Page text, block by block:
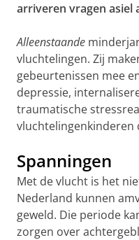
arriveren vragen asiel
Alleenstaande
vluchtelingen. Zij
gebeurtenissen mee
depressie,
traumatische
vluchtelingenkinderen
Spanningen
Met de vlucht is het
Nederland kunnen
geweld. Die periode
zorgen over